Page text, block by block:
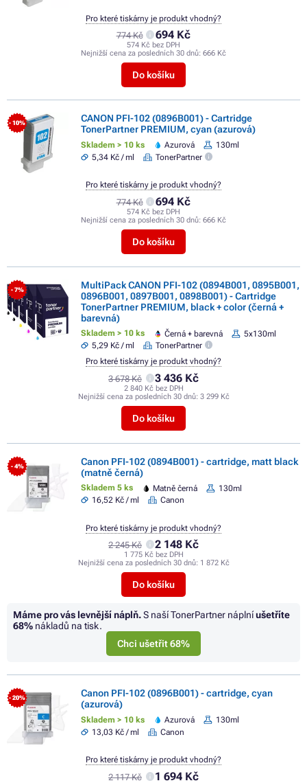
774 Kč 694 Kč
574 Kč bez DPH
Nejnižší cena za posledních 30 dnů: 666 Kč
Do košíku
Pro které tiskárny je produkt vhodný?
- 10%
CANON PFI-102 (0896B001) - Cartridge
TonerPartner PREMIUM, cyan (azurová)
Skladem > 10 ks Azurová
130ml
5,34 Kč / ml
TonerPartner
774 Kč 694 Kč
574 Kč bez DPH
Nejnižší cena za posledních 30 dnů: 666 Kč
Do košíku
Pro které tiskárny je produkt vhodný?
- 7%
MultiPack CANON PFI-102 (0894B001, 0895B001,
0896B001, 0897B001, 0898B001) - Cartridge
TonerPartner PREMIUM, black + color (černá +
barevná)
Skladem > 10 ks Černá + barevná
5x130ml
5,29 Kč / ml
TonerPartner
3 678 Kč 3 436 Kč
2 840 Kč bez DPH
Nejnižší cena za posledních 30 dnů: 3 299 Kč
Do košíku
Pro které tiskárny je produkt vhodný?
- 4%
Canon PFI-102 (0894B001) - cartridge, matt black
(matně černá)
Skladem 5 ks Matně černá
130ml
16,52 Kč / ml
Canon
2 245 Kč 2 148 Kč
1 775 Kč bez DPH
Nejnižší cena za posledních 30 dnů: 1 872 Kč
Do košíku
Pro které tiskárny je produkt vhodný?
Máme pro vás levnější náplň.S naší TonerPartner náplníušetříte
68% nákladů na tisk.
Chci ušetřit 68%
- 20%
Canon PFI-102 (0896B001) - cartridge, cyan
(azurová)
Skladem > 10 ks Azurová
130ml
13,03 Kč / ml
Canon
2 117 Kč 1 694 Kč
Pro které tiskárny je produkt vhodný?